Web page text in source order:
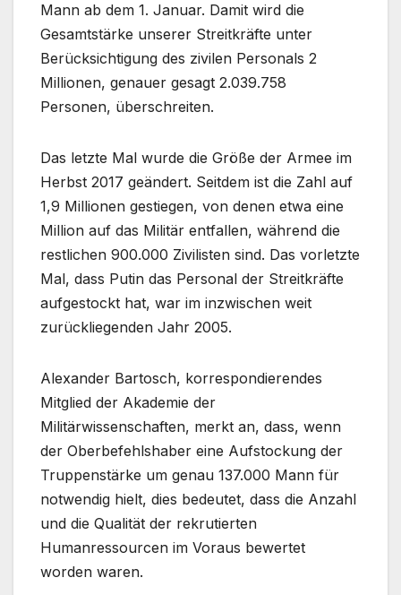
Mann ab dem 1. Januar. Damit wird die
Gesamtstärke unserer Streitkräfte unter
Berücksichtigung des zivilen Personals 2
Millionen, genauer gesagt 2.039.758
Personen, überschreiten.
Das letzte Mal wurde die Größe der Armee im
Herbst 2017 geändert. Seitdem ist die Zahl auf
1,9 Millionen gestiegen, von denen etwa eine
Million auf das Militär entfallen, während die
restlichen 900.000 Zivilisten sind. Das vorletzte
Mal, dass Putin das Personal der Streitkräfte
aufgestockt hat, war im inzwischen weit
zurückliegenden Jahr 2005.
Alexander Bartosch, korrespondierendes
Mitglied der Akademie der
Militärwissenschaften, merkt an, dass, wenn
der Oberbefehlshaber eine Aufstockung der
Truppenstärke um genau 137.000 Mann für
notwendig hielt, dies bedeutet, dass die Anzahl
und die Qualität der rekrutierten
Humanressourcen im Voraus bewertet
worden waren.